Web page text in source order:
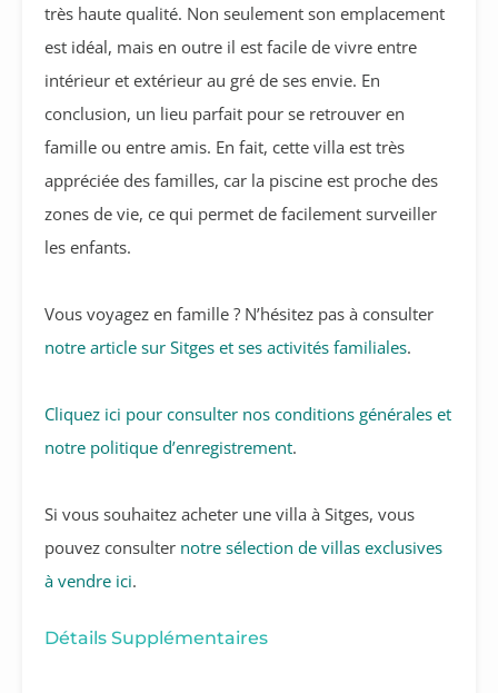
très haute qualité. Non seulement son emplacement
est idéal, mais en outre il est facile de vivre entre
intérieur et extérieur au gré de ses envie. En
conclusion, un lieu parfait pour se retrouver en
famille ou entre amis. En fait, cette villa est très
appréciée des familles, car la piscine est proche des
zones de vie, ce qui permet de facilement surveiller
les enfants.
Vous voyagez en famille ? N’hésitez pas à consulter
notre article sur Sitges et ses activités familiales.
Cliquez ici pour consulter nos conditions générales et
notre politique d’enregistrement.
Si vous souhaitez acheter une villa à Sitges, vous
pouvez consulter notre sélection de villas exclusives
à vendre ici.
Détails Supplémentaires